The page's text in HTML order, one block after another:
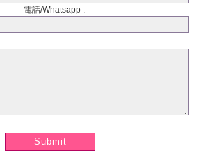
電話/Whatsapp :
Submit